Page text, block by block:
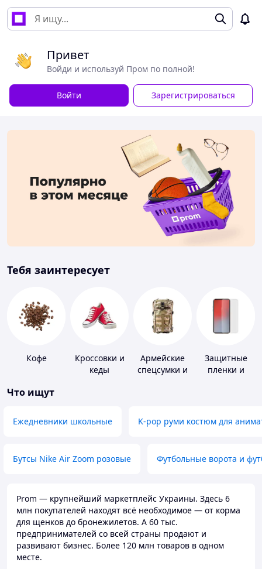
Привет
Войди и используй Пром по полной!
Войти Зарегистрироваться
Тебя заинтересует
Кофе
Кроссовки и
кеды
Армейские
спецсумки и
Защитные
пленки и
Что ищут
Ежедневники школьные K-pop руми костюм для
Бутсы Nike Air Zoom розовые Футбольные ворота и
Prom — крупнейший маркетплейс Украины. Здесь 6
млн покупателей находят всё необходимое — от корма
для щенков до бронежилетов. А 60 тыс.
предпринимателей со всей страны продают и
развивают бизнес. Более 120 млн товаров в одном
месте.